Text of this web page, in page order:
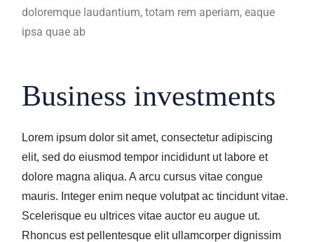
doloremque laudantium, totam rem aperiam, eaque
ipsa quae ab
Business investments
Lorem ipsum dolor sit amet, consectetur adipiscing
elit, sed do eiusmod tempor incididunt ut labore et
dolore magna aliqua. A arcu cursus vitae congue
mauris. Integer enim neque volutpat ac tincidunt vitae.
Scelerisque eu ultrices vitae auctor eu augue ut.
Rhoncus est pellentesque elit ullamcorper dignissim